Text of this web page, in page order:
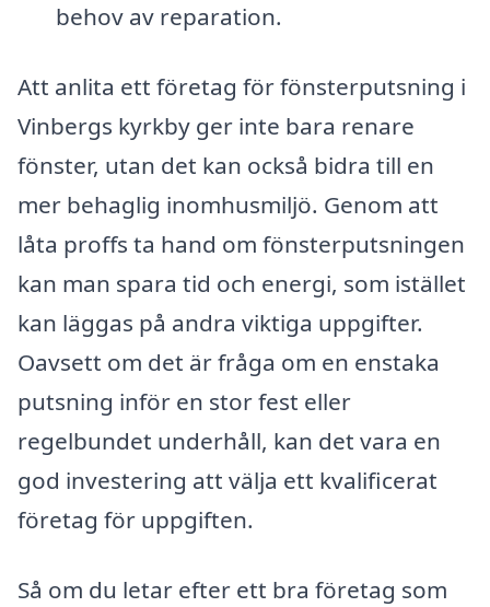
behov av reparation.
Att anlita ett företag för fönsterputsning i
Vinbergs kyrkby ger inte bara renare
fönster, utan det kan också bidra till en
mer behaglig inomhusmiljö. Genom att
låta proffs ta hand om fönsterputsningen
kan man spara tid och energi, som istället
kan läggas på andra viktiga uppgifter.
Oavsett om det är fråga om en enstaka
putsning inför en stor fest eller
regelbundet underhåll, kan det vara en
god investering att välja ett kvalificerat
företag för uppgiften.
Så om du letar efter ett bra företag som